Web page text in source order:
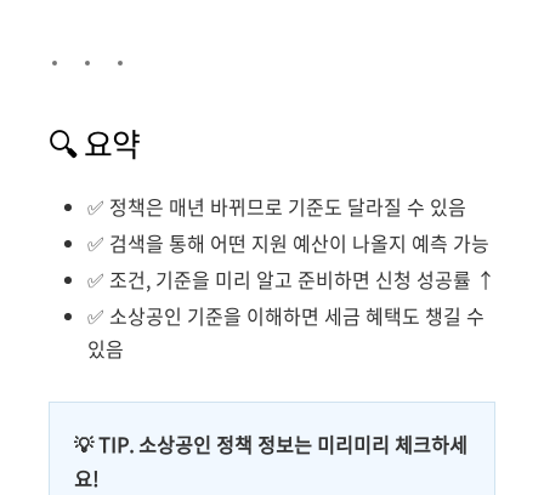
🔍 요약
✅ 정책은 매년 바뀌므로 기준도 달라질 수 있음
✅ 검색을 통해 어떤 지원 예산이 나올지 예측 가능
✅ 조건, 기준을 미리 알고 준비하면 신청 성공률 ↑
✅ 소상공인 기준을 이해하면 세금 혜택도 챙길 수
있음
💡 TIP. 소상공인 정책 정보는 미리미리 체크하세
요!